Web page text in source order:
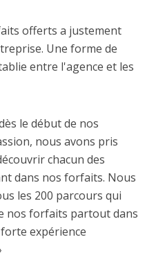
offerts a justement
Une forme de
entre l'agence et les
le début de nos
nous avons pris
chacun des
dans nos forfaits. Nous
les 200 parcours qui
nos forfaits partout dans
expérience